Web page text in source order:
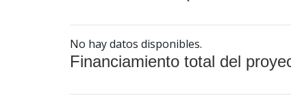
No hay datos disponibles.
Financiamiento total del